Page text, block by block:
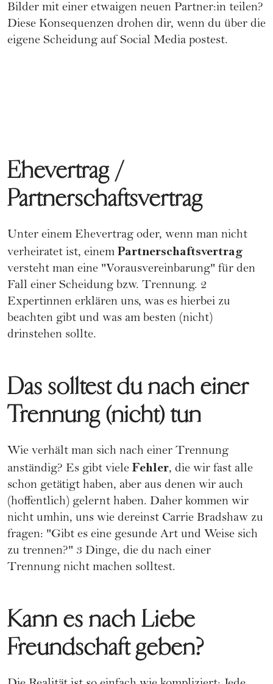
Bilder mit einer etwaigen neuen Partner:in teilen?
Diese Konsequenzen drohen dir, wenn du über die
eigene Scheidung auf Social Media postest.
Ehevertrag /
Partnerschaftsvertrag
Unter einem Ehevertrag oder, wenn man nicht
verheiratet ist, einem Partnerschaftsvertrag
versteht man eine "Vorausvereinbarung" für den
Fall einer Scheidung bzw. Trennung. 2
Expertinnen erklären uns, was es hierbei zu
beachten gibt und was am besten (nicht)
drinstehen sollte.
Das solltest du nach einer
Trennung (nicht) tun
Wie verhält man sich nach einer Trennung
anständig? Es gibt viele Fehler, die wir fast alle
schon getätigt haben, aber aus denen wir auch
(hoffentlich) gelernt haben. Daher kommen wir
nicht umhin, uns wie dereinst Carrie Bradshaw zu
fragen: "Gibt es eine gesunde Art und Weise sich
zu trennen?" 3 Dinge, die du nach einer
Trennung nicht machen solltest.
Kann es nach Liebe
Freundschaft geben?